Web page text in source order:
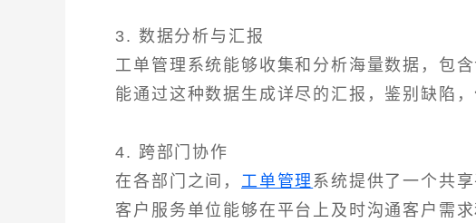
3. 数据分析与汇报
工单管理系统能够收集和分析海量数据，包
能通过这种数据生成详尽的汇报，鉴别缺陷
4. 跨部门协作
在各部门之间， 工单管理 系统提供了一个共
客户服务单位能够在平台上及时沟通客户需